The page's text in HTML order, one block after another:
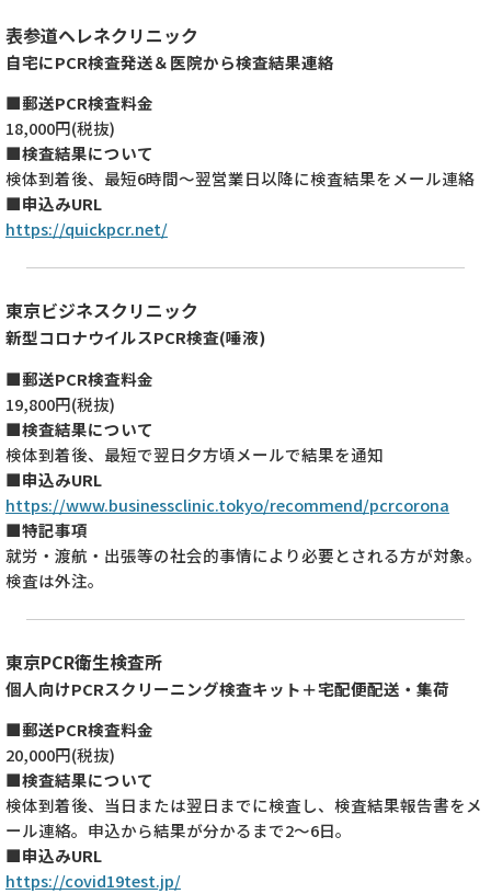
表参道ヘレネクリニック
自宅にPCR検査発送＆医院から検査結果連絡
■郵送PCR検査料金
18,000円(税抜)
■検査結果について
検体到着後、最短6時間～翌営業日以降に検査結果をメール連絡
■申込みURL
https://quickpcr.net/
東京ビジネスクリニック
新型コロナウイルスPCR検査(唾液)
■郵送PCR検査料金
19,800円(税抜)
■検査結果について
検体到着後、最短で翌日夕方頃メールで結果を通知
■申込みURL
https://www.businessclinic.tokyo/recommend/pcrcorona
■特記事項
就労・渡航・出張等の社会的事情により必要とされる方が対象。
検査は外注。
東京PCR衛生検査所
個人向けPCRスクリーニング検査キット＋宅配便配送・集荷
■郵送PCR検査料金
20,000円(税抜)
■検査結果について
検体到着後、当日または翌日までに検査し、検査結果報告書をメ
ール連絡。申込から結果が分かるまで2～6日。
■申込みURL
https://covid19test.jp/